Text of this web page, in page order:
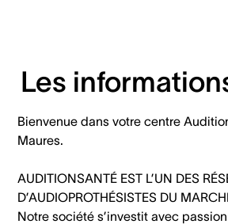
Les
Bienvenue dans votre centre
Maures.
AUDITIONSANTÉ EST L’UN DES
D’AUDIOPROTHÉSISTES DU
Notre société s’investit avec